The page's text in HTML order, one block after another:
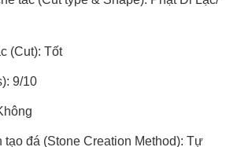
(Cut): Tốt
9/10
đá (Stone Creation Method): Tự